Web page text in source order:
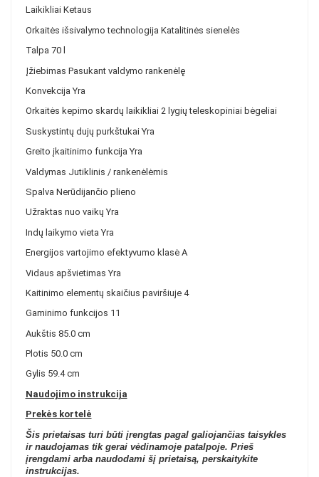
Laikikliai Ketaus
Orkaitės išsivalymo technologija Katalitinės sienelės
Talpa 70 l
Įžiebimas Pasukant valdymo rankenėlę
Konvekcija Yra
Orkaitės kepimo skardų laikikliai 2 lygių teleskopiniai bėgeliai
Suskystintų dujų purkštukai Yra
Greito įkaitinimo funkcija Yra
Valdymas Jutiklinis / rankenėlėmis
Spalva Nerūdijančio plieno
Užraktas nuo vaikų Yra
Indų laikymo vieta Yra
Energijos vartojimo efektyvumo klasė A
Vidaus apšvietimas Yra
Kaitinimo elementų skaičius paviršiuje 4
Gaminimo funkcijos 11
Aukštis 85.0 cm
Plotis 50.0 cm
Gylis 59.4 cm
Naudojimo instrukcija
Prekės kortelė
Šis prietaisas turi būti įrengtas pagal galiojančias taisykles
ir naudojamas tik gerai vėdinamoje patalpoje. Prieš
įrengdami arba naudodami šį prietaisą, perskaitykite
instrukcijas.